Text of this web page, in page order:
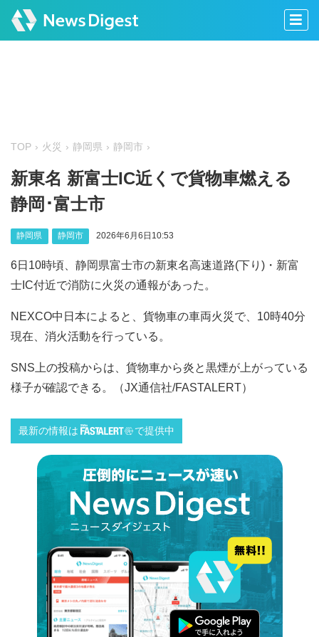
TOP 火災 静岡県 静岡市
新東名 新富士IC近くで貨物車燃える
静岡‪･‬富士市
静岡県 静岡市 2026年6月6日10:53
6日10時頃、静岡県富士市の新東名高速道路(下り)・新富
士IC付近で消防に火災の通報があった。
NEXCO中日本によると、貨物車の車両火災で、10時40分
現在、消火活動を行っている。
SNS上の投稿からは、貨物車から炎と黒煙が上がっている
様子が確認できる。（JX通信社/FASTALERT）
最新の情報は で提供中